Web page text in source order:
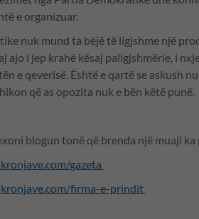
e organizuar.
nuk mund ta bëjë të ligjshme një
ajo i jep krahë kësaj paligjshmërie, i
e qeverisë. Është e qartë se askush
që as opozita nuk e bën këtë punë.
blogun tonë që brenda një muaji
gazeta
firma-e-prindit